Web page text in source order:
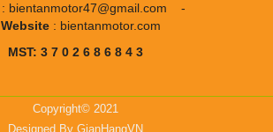
: bientanmotor47@gmail.com -
Website : bientanmotor.com
MST: 3 7 0 2 6 8 6 8 4 3
Copyright© 2021
Designed By GianHangVN